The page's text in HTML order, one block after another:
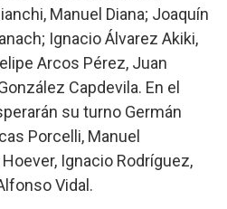
Manuel Diana; Joaquín
Ignacio Álvarez Akiki,
Arcos Pérez, Juan
Capdevila. En el
su turno Germán
Porcelli, Manuel
Ignacio Rodríguez,
Vidal.